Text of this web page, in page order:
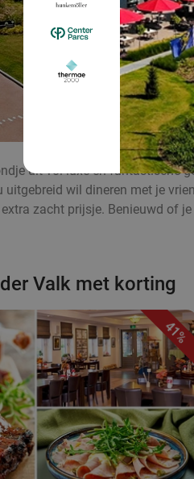
uit vol luxe en fantastische
uitgebreid wil dineren met je
zacht prijsje. Benieuwd of
Valk met korting
41%